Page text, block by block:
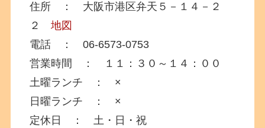
住所 ： 大阪市港区弁天５－１４－２
２地図
電話 ： 06-6573-0753
営業時間 ： １１：３０～１４：００
土曜ランチ ： ×
日曜ランチ ： ×
定休日 ： 土・日・祝